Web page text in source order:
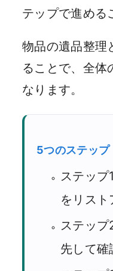
テップで進める
物品の遺品整理
ることで、全体
なります。
5つのステップ
ステップ
をリスト
ステップ
先して確